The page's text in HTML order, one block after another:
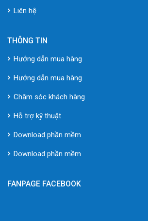
Liên hệ
THÔNG TIN
Hướng dẫn mua hàng
Hướng dẫn mua hàng
Chăm sóc khách hàng
Hỗ trợ kỹ thuật
Download phần mềm
Download phần mềm
FANPAGE FACEBOOK